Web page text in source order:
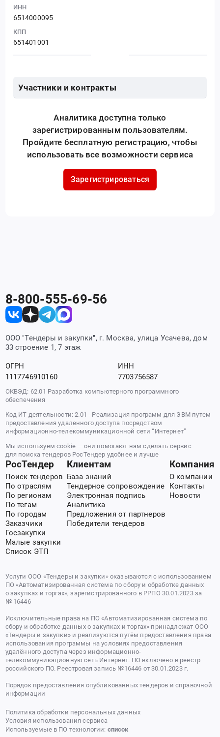
ИНН
6514000095
КПП
651401001
Участники и контракты
Аналитика доступна только
зарегистрированным пользователям.
Пройдите бесплатную регистрацию, чтобы
использовать все возможности сервиса
Зарегистрироваться
8-800-555-69-56
ООО "Тендеры и закупки", г. Москва, улица Усачева, дом
33 строение 1, 7 этаж
ОГРН
1117746910160
ИНН
7703756587
ОКВЭД: 62.01 Разработка компьютерного программного
обеспечения
Код ИТ-деятельности: 2.01 - Реализация программ для ЭВМ путем
предоставления удаленного доступа посредством
информационно-телекоммуникационной сети “Интернет”
Мы используем cookie — они помогают нам сделать сервис
для поиска тендеров РосТендер удобнее и лучше
РосТендер
Поиск тендеров
По отраслям
По регионам
По тегам
По городам
Заказчики
Госзакупки
Малые закупки
Список ЭТП
Клиентам
База знаний
Тендерное сопровождение
Электронная подпись
Аналитика
Предложения от партнеров
Победители тендеров
Компания
О компании
Контакты
Новости
Услуги ООО «Тендеры и закупки» оказываются с использованием
ПО «Автоматизированная система по сбору и обработке данных
о закупках и торгах», зарегистрированного в РРПО 30.01.2023 за
№ 16446
Исключительные права на ПО «Автоматизированная система по
сбору и обработке данных о закупках и торгах» принадлежат ООО
«Тендеры и закупки» и реализуются путём предоставления права
использования программы на условиях предоставления
удалённого доступа через информационно-
телекоммуникационную сеть Интернет. ПО включено в реестр
российского ПО. Реестровая запись №16446 от 30.01.2023 г.
Порядок предоставления опубликованных тендеров и справочной
информации
Политика обработки персональных данных
Условия использования сервиса
Используемые в ПО технологии: список